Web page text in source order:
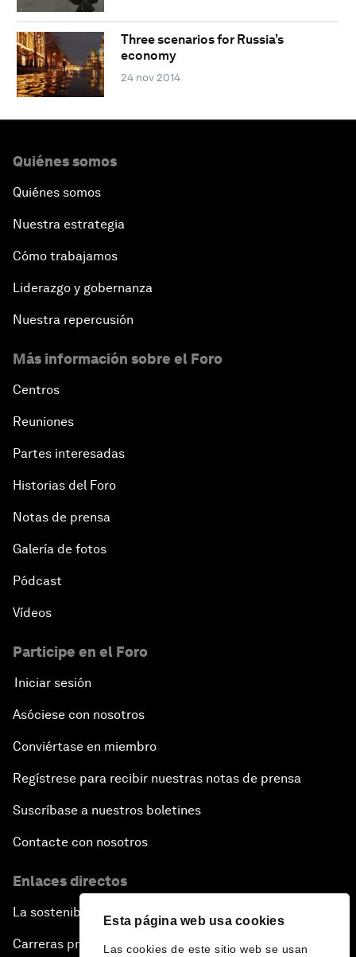
Esta página web usa cookies
Las cookies de este sitio web se usan
Three scenarios for Russia’s
economy
24 nov 2014
Quiénes somos
Quiénes somos
Nuestra estrategia
Cómo trabajamos
Liderazgo y gobernanza
Nuestra repercusión
Más información sobre el Foro
Centros
Reuniones
Partes interesadas
Historias del Foro
Notas de prensa
Galería de fotos
Pódcast
Vídeos
Participe en el Foro
Iniciar sesión
Asóciese con nosotros
Conviértase en miembro
Regístrese para recibir nuestras notas de prensa
Suscríbase a nuestros boletines
Contacte con nosotros
Enlaces directos
La sostenibilidad en el Foro
Carreras profesionales